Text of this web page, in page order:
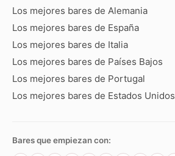
Los mejores bares de Alemania
Los mejores bares de España
Los mejores bares de Italia
Los mejores bares de Países Bajos
Los mejores bares de Portugal
Los mejores bares de Estados Unidos
Bares que empiezan con: